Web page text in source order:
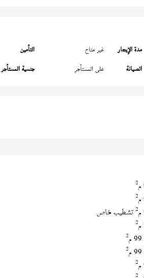
مدة الإيجار غير متاح التأمين
الصيانة على المستأجر جنسية المستأجر
2
2
2تشطيب خاص
2
2
2
2
2